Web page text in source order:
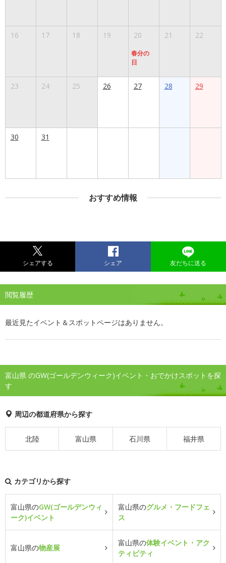
16 17 18 19 20
春分の
日
21 22
23 24 25 26 27 28 29
30 31
おすすめ情報
シェアする シェア 友だちに送る
閲覧履歴
最近見たイベント＆スポットページはありません。
富山県 のGW(ゴールデンウィーク)イベント・おでかけスポットを探
す
周辺の都道府県から探す
北陸 富山県 石川県 福井県
カテゴリから探す
富山県のGW(ゴールデンウィ
ーク)イベント
富山県のグルメ・フードフェ
ス
富山県の物産展
富山県の体験イベント・アク
ティビティ